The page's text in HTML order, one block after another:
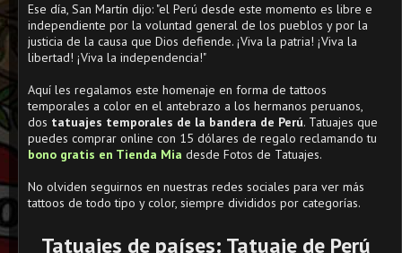
Ese día, San Martín dijo: "el Perú desde este momento es libre e
independiente por la voluntad general de los pueblos y por la
justicia de la causa que Dios defiende. ¡Viva la patria! ¡Viva la
libertad! ¡Viva la independencia!"
Aquí les regalamos este homenaje en forma de tattoos
temporales a color en el antebrazo a los hermanos peruanos,
dos tatuajes temporales de la bandera de Perú. Tatuajes que
puedes comprar online con 15 dólares de regalo reclamando tu
bono gratis en Tienda Mia desde Fotos de Tatuajes.
No olviden seguirnos en nuestras redes sociales para ver más
tattoos de todo tipo y color, siempre divididos por categorías.
Tatuajes de países: Tatuaje de Perú